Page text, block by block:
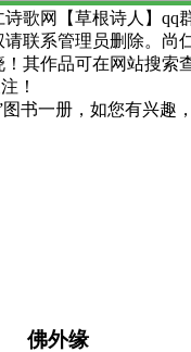
歌网【草根诗人】qq群
联系管理员删除。尚
其作品可在网站搜索
！
书一册，如您有兴趣
佛外缘